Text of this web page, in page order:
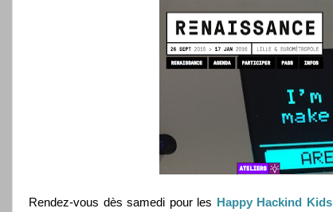
Rendez-vous dès samedi pour les Happy Hackind Kids